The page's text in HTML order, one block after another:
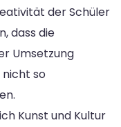
der Schüler
dass die
Umsetzung
so
Kunst und Kultur